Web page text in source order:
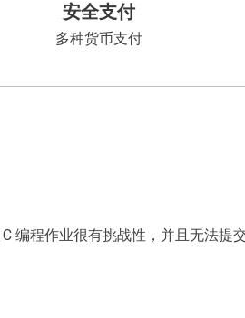
安全支付
多种货币支付
编程作业很有挑战性，并且无法提